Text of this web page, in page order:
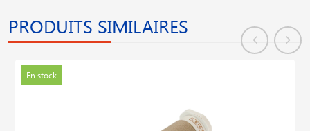
PRODUITS SIMILAIRES
En stock